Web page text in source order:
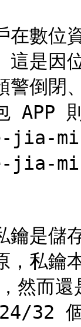
在數位
這是因
警倒閉
APP
jia-
jia-
鑰是
，私鑰
然而
32 個